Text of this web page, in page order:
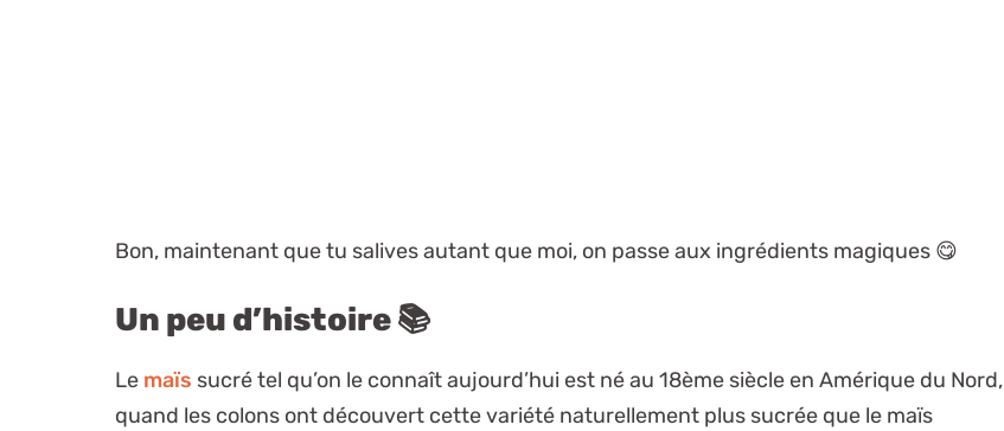
Bon, maintenant que tu salives autant que moi, on passe aux ingrédients magiques 😋
Un peu d’histoire 📚
Le maïs sucré tel qu’on le connaît aujourd’hui est né au 18ème siècle en Amérique du Nord,
quand les colons ont découvert cette variété naturellement plus sucrée que le maïs